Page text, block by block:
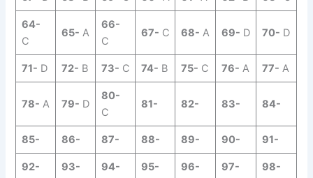
64-
C
65- A
66-
C
67- C 68- A 69- D 70- D
71- D 72- B 73- C 74- B 75- C 76- A 77- A
78- A 79- D
80-
C
81- 82- 83- 84-
85- 86- 87- 88- 89- 90- 91-
92- 93- 94- 95- 96- 97- 98-